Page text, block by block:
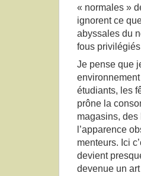
« normales »
ignorent ce
abyssales du
fous
Je pense que
étudiants, les
prône la
magasins,
l’apparence
menteurs. Ici
devient
devenue un